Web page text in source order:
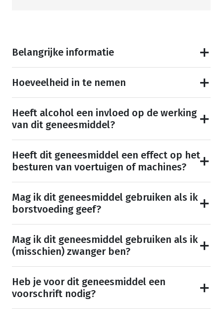
Belangrijke informatie
Hoeveelheid in te nemen
Heeft alcohol een invloed op de werking
van dit geneesmiddel?
Heeft dit geneesmiddel een effect op het
besturen van voertuigen of machines?
Mag ik dit geneesmiddel gebruiken als ik
borstvoeding geef?
Mag ik dit geneesmiddel gebruiken als ik
(misschien) zwanger ben?
Heb je voor dit geneesmiddel een
voorschrift nodig?